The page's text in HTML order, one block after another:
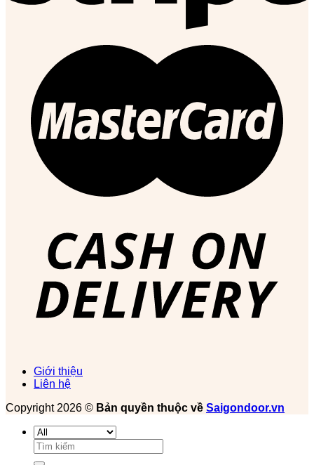
Giới thiệu
Liên hệ
Copyright 2026 © Bản quyền thuộc về Saigondoor.vn
Tìm
kiếm: